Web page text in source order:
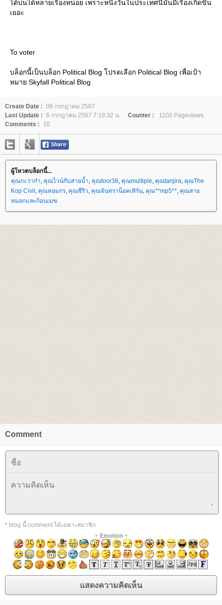
ได้บ่นได้หลายเรื่องหน่อย เพราะหนึ่งวันในประเทศนี้มันมีเรื่องเกิดขึ้น
เยอะ
To voter
บล็อกนี้เป็นบล็อก Political Blog โปรดเลือก Political Blog เพื่อเป้า
หมาย Skyfall Political Blog
Create Date : 06 กรกฎาคม 2567
Last Update : 6 กรกฎาคม 2567 7:19:32 น. Counter :
1102 Pageviews.
Comments :
10
ผู้โหวตบล็อกนี้...
คุณกะว่าก๋า, คุณไวน์กับสายน้ำ, คุณtoor36, คุณmultiple, คุณtanjira, คุณThe
Kop Civil , คุณหอมกร, คุณชีริว, คุณจันทราน็อคเทิร์น, คุณ**mp5**, คุณสา
หมอกและก้อนเมฆ
Comment
* blog นี้ comment ได้เฉพาะสมาชิก
+ Emotion+